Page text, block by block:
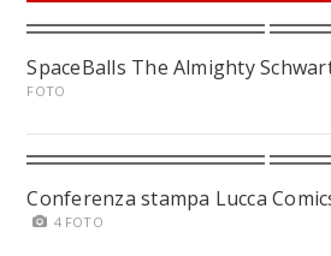
SpaceBalls The Almighty
FOTO
Conferenza stampa Lucca
4 FOTO